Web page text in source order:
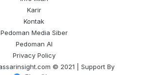
Karir
Kontak
Pedoman Media Siber
Pedoman AI
Privacy Policy
© 2021 | Support By